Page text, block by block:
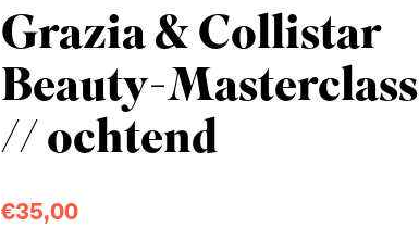
Grazia & Collistar
Beauty-Masterclass
// ochtend
€35,00